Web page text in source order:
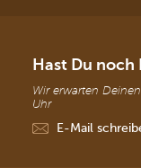
Hast Du noch
Wir erwarten
Uhr
E-Mail